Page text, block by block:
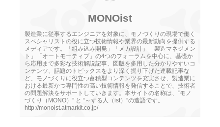
MONOist
製造業に従事するエンジニアを対象に、モノづくりの現場で働く
スペシャリストの役に立つ技術情報や業界の最新動向を提供する
メディアです。「組み込み開発」「メカ設計」「製造マネジメン
ト」「オートモーティブ」の4つのフォーラムを中心に、基礎か
ら応用まで多彩な技術解説記事、図版を多用した分かりやすいコ
ンテンツ、話題のトピックスをより深く掘り下げた連載記事な
ど、モノづくりに役立つ蓄積型コンテンツを充実させ、製造業に
おける最新かつ専門性の高い技術情報を発信することで、技術者
の問題解決をサポートしていきます。本サイトの名称は、“モノ
づくり（MONO）” と “～する人（ist）”の造語です。
http://monoist.atmarkit.co.jp/